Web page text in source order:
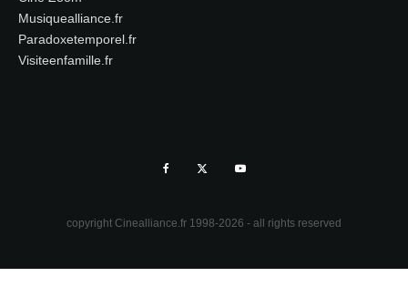
Musiquealliance.fr
Paradoxetemporel.fr
Visiteenfamille.fr
copyright Cinealliance.fr 1998-2026 - all rights reserved